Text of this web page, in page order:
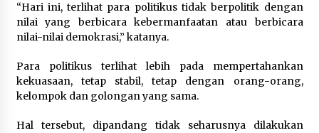
Pelajar di HST Musnahkan Barang Bukti
Kejaksaan, Ada Apa?
Agustus 4, 2026
“Hari ini, terlihat para politikus tidak berpolitik dengan
nilai yang berbicara kebermanfaatan atau berbicara
nilai-nilai demokrasi,” katanya.
Para politikus terlihat lebih pada mempertahankan
kekuasaan, tetap stabil, tetap dengan orang-orang,
kelompok dan golongan yang sama.
Hal tersebut, dipandang tidak seharusnya dilakukan